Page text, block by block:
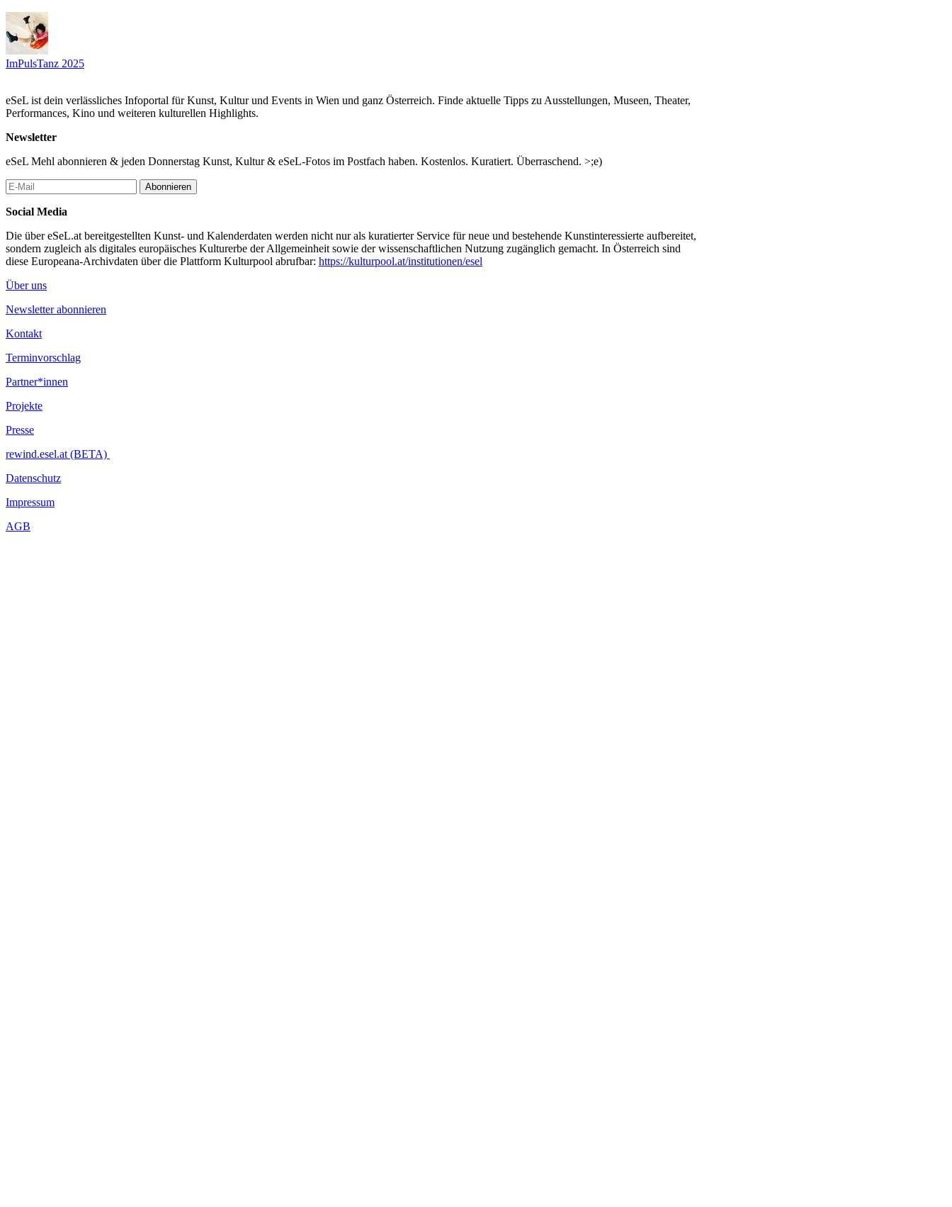
ImPulsTanz 2025
eSeL ist dein verlässliches Infoportal für Kunst, Kultur und Events in Wien und ganz Österreich. Finde aktuelle Tipps zu Ausstellungen, Museen, Theater,
Performances, Kino und weiteren kulturellen Highlights.
Newsletter
eSeL Mehl abonnieren & jeden Donnerstag Kunst, Kultur & eSeL-Fotos im Postfach haben. Kostenlos. Kuratiert. Überraschend. >;e)
Abonnieren
Social Media
Die über eSeL.at bereitgestellten Kunst- und Kalenderdaten werden nicht nur als kuratierter Service für neue und bestehende Kunstinteressierte aufbereitet,
sondern zugleich als digitales europäisches Kulturerbe der Allgemeinheit sowie der wissenschaftlichen Nutzung zugänglich gemacht. In Österreich sind
diese Europeana-Archivdaten über die Plattform Kulturpool abrufbar: https://kulturpool.at/institutionen/esel
Über uns
Newsletter abonnieren
Kontakt
Terminvorschlag
Partner*innen
Projekte
Presse
rewind.esel.at (BETA)
Datenschutz
Impressum
AGB